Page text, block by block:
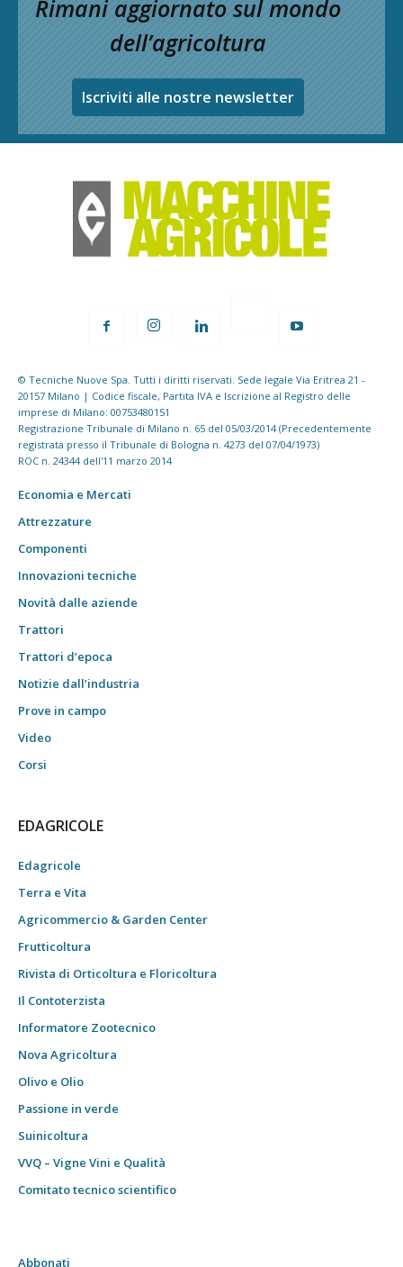
Rimani aggiornato sul mondo
dell’agricoltura
Iscriviti alle nostre newsletter
© Tecniche Nuove Spa. Tutti i diritti riservati. Sede legale Via Eritrea 21 -
20157 Milano | Codice fiscale, Partita IVA e Iscrizione al Registro delle
imprese di Milano: 00753480151
Registrazione Tribunale di Milano n. 65 del 05/03/2014 (Precedentemente
registrata presso il Tribunale di Bologna n. 4273 del 07/04/1973)
ROC n. 24344 dell'11 marzo 2014
Economia e Mercati
Attrezzature
Componenti
Innovazioni tecniche
Novità dalle aziende
Trattori
Trattori d’epoca
Notizie dall’industria
Prove in campo
Video
Corsi
EDAGRICOLE
Edagricole
Terra e Vita
Agricommercio & Garden Center
Frutticoltura
Rivista di Orticoltura e Floricoltura
Il Contoterzista
Informatore Zootecnico
Nova Agricoltura
Olivo e Olio
Passione in verde
Suinicoltura
VVQ – Vigne Vini e Qualità
Comitato tecnico scientifico
Abbonati